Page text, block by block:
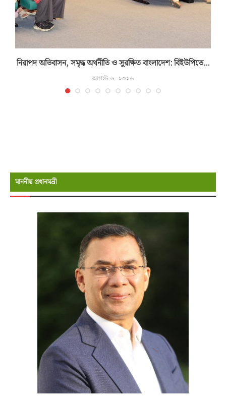
নিরাপদ অভিবাসন, সমৃদ্ধ অর্থনীতি ও সুরক্ষিত বাংলাদেশ: বিইউপিতে...
আগস্ট ৬, ২০২৬
মাননীয় প্রধানমন্রী